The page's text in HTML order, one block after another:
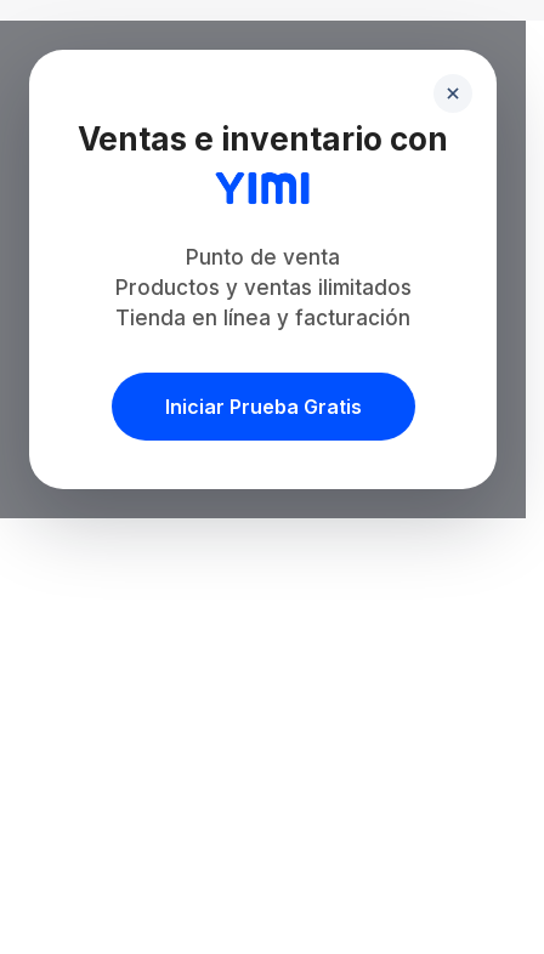
Ventas e inventario con
Punto de venta
Productos y ventas ilimitados
Tienda en línea y facturación
Iniciar Prueba Gratis